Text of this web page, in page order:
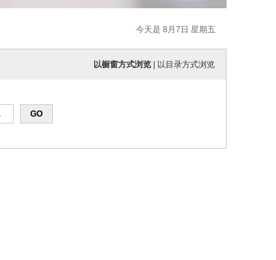
今天是 8月7日 星期五
以橱窗方式浏览 以目录方式浏览